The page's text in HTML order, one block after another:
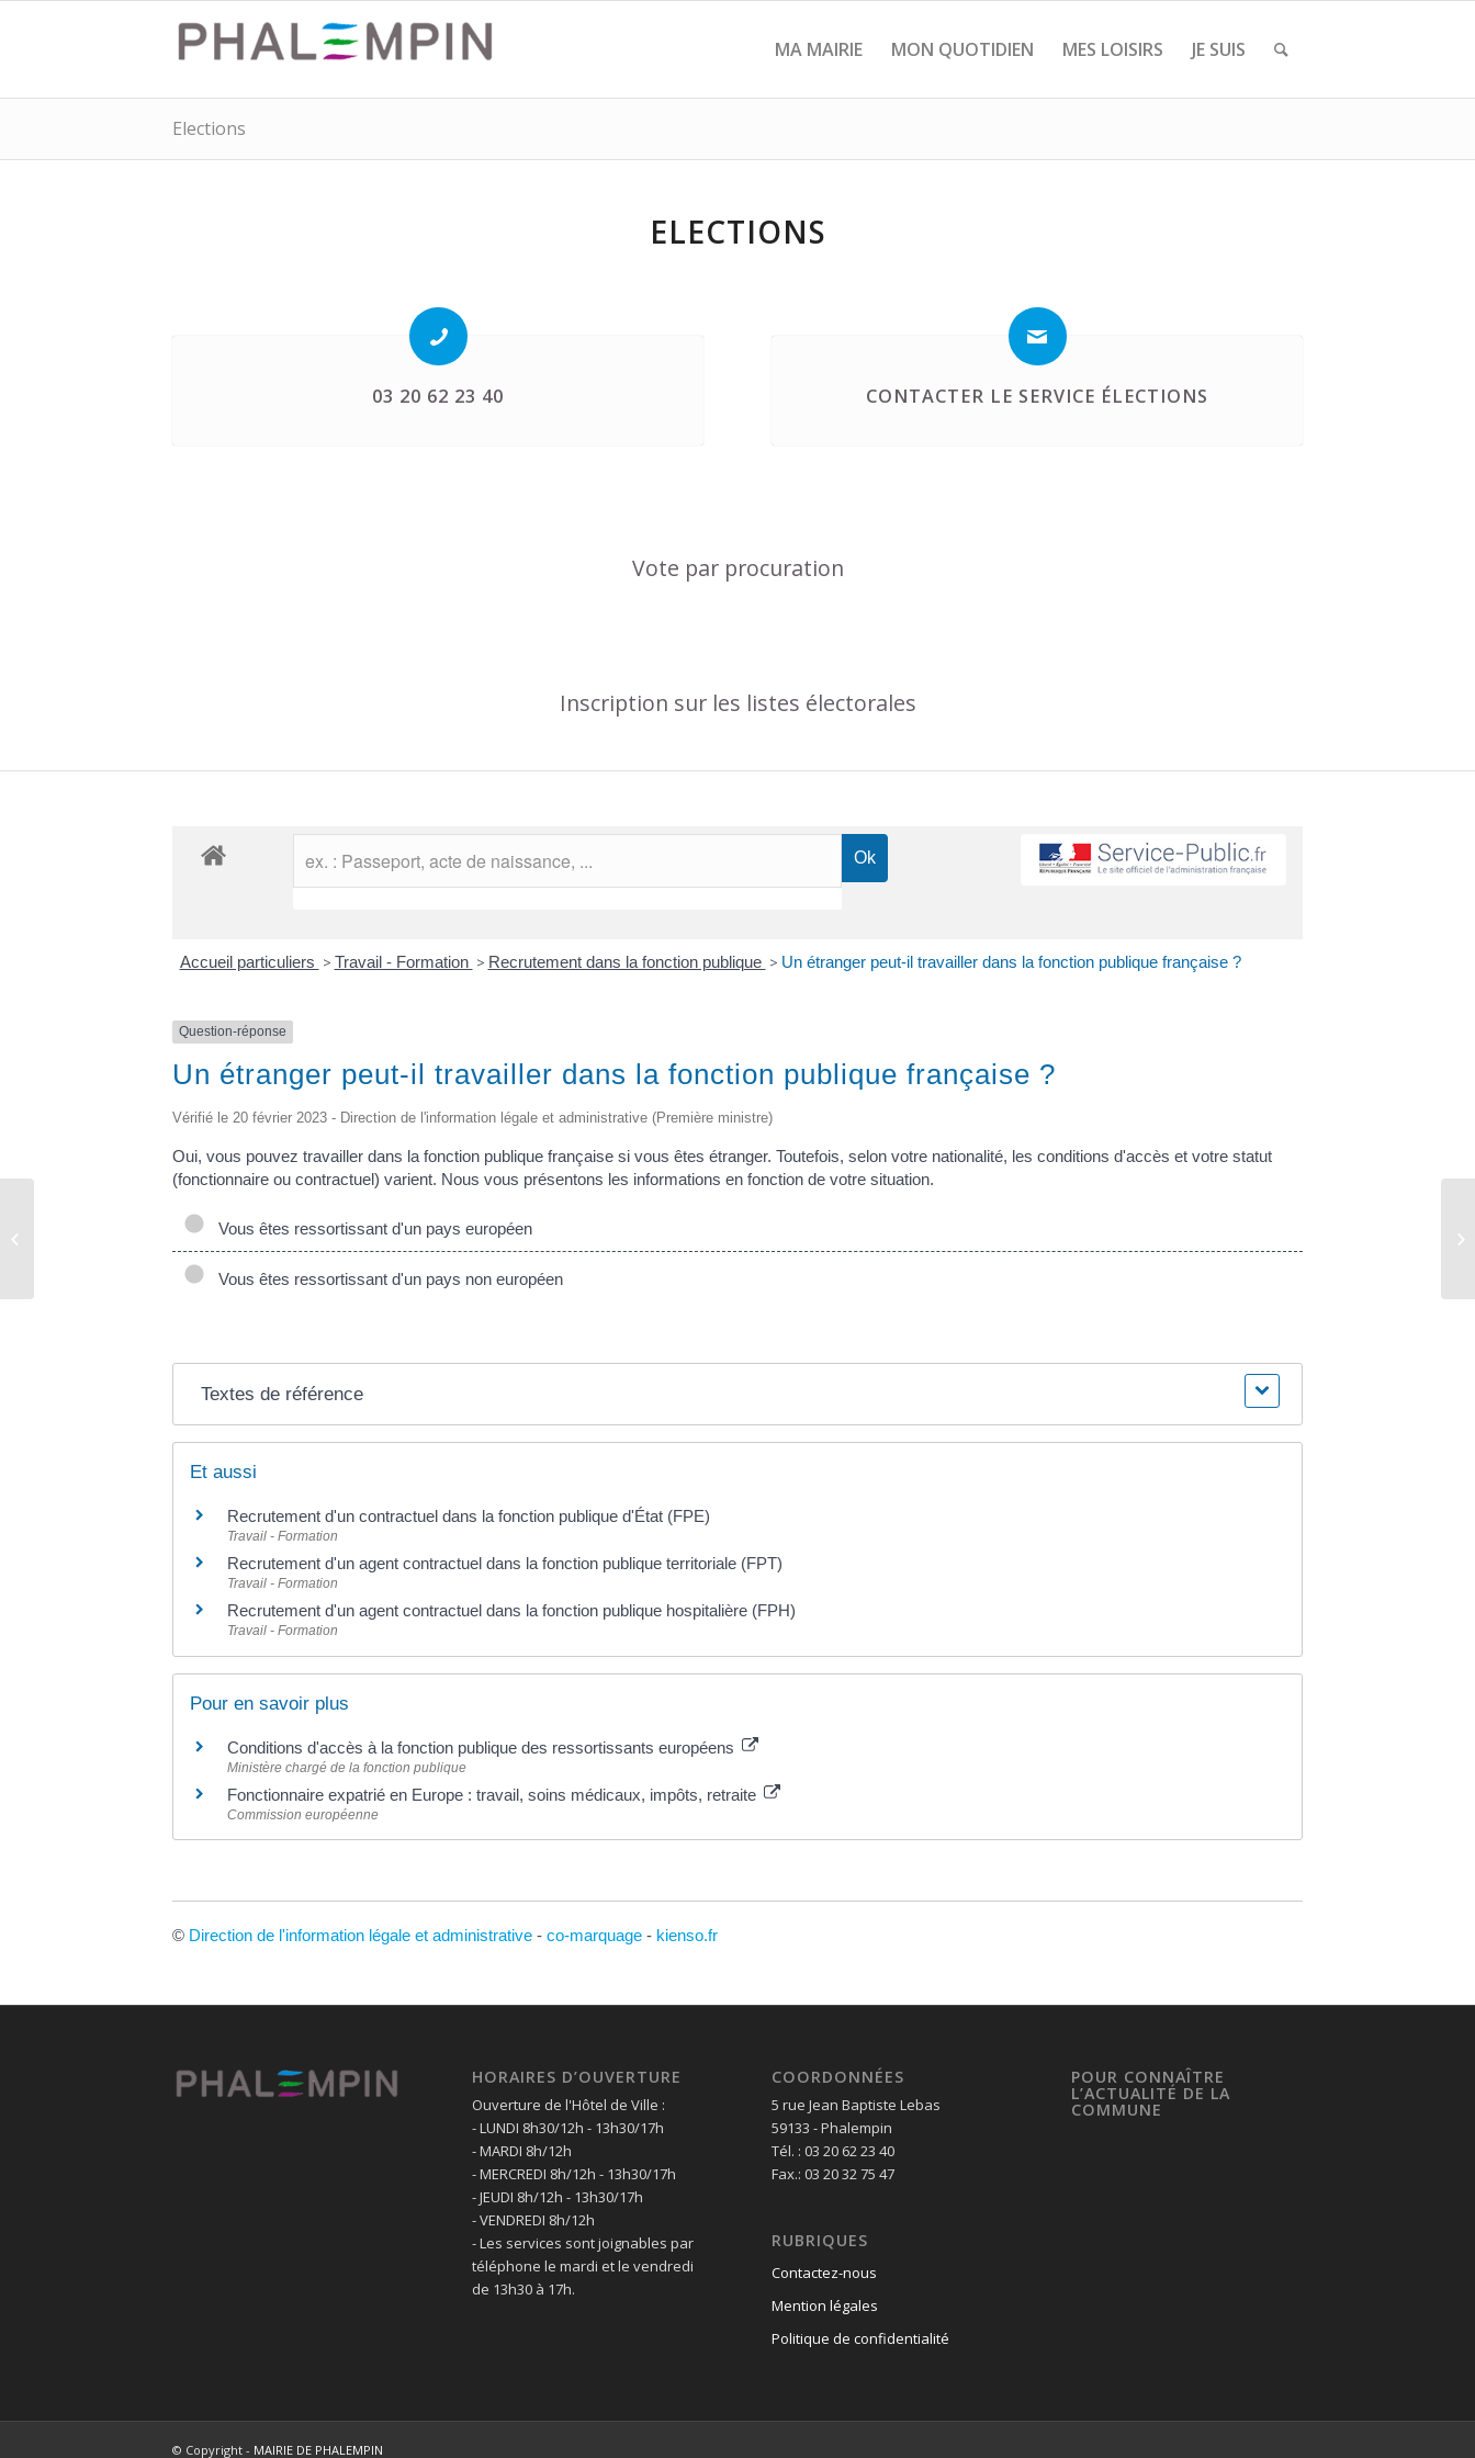
MA MAIRIE MON QUOTIDIEN MES LOISIRS JE SUIS
Elections
ELECTIONS
03 20 62 23 40 CONTACTER LE SERVICE ÉLECTIONS
Vote par procuration
Inscription sur les listes électorales
Accueil particuliers > Travail - Formation > Recrutement dans la fonction publique > Un étranger peut-il travailler dans la fonction publique française ?
Question-réponse
Un étranger peut-il travailler dans la fonction publique française ?
Vérifié le 20 février 2023 - Direction de l'information légale et administrative (Première ministre)
Oui, vous pouvez travailler dans la fonction publique française si vous êtes étranger. Toutefois, selon votre nationalité, les conditions d'accès et votre statut
(fonctionnaire ou contractuel) varient. Nous vous présentons les informations en fonction de votre situation.
Vous êtes ressortissant d'un pays européen
Vous êtes ressortissant d'un pays non européen
Textes de référence
Et aussi
Recrutement d'un contractuel dans la fonction publique d'État (FPE)
Travail - Formation
Recrutement d'un agent contractuel dans la fonction publique territoriale (FPT)
Travail - Formation
Recrutement d'un agent contractuel dans la fonction publique hospitalière (FPH)
Travail - Formation
Pour en savoir plus
Conditions d'accès à la fonction publique des ressortissants européens
Ministère chargé de la fonction publique
Fonctionnaire expatrié en Europe : travail, soins médicaux, impôts, retraite
Commission européenne
© Direction de l'information légale et administrative - co-marquage - kienso.fr
HORAIRES D’OUVERTURE
Ouverture de l'Hôtel de Ville :
- LUNDI 8h30/12h - 13h30/17h
- MARDI 8h/12h
- MERCREDI 8h/12h - 13h30/17h
- JEUDI 8h/12h - 13h30/17h
- VENDREDI 8h/12h
- Les services sont joignables par
téléphone le mardi et le vendredi
de 13h30 à 17h.
COORDONNÉES
5 rue Jean Baptiste Lebas
59133 - Phalempin
Tél. : 03 20 62 23 40
Fax.: 03 20 32 75 47
RUBRIQUES
Contactez-nous
Mention légales
Politique de confidentialité
POUR CONNAÎTRE
L’ACTUALITÉ DE LA
COMMUNE
© Copyright - MAIRIE DE PHALEMPIN